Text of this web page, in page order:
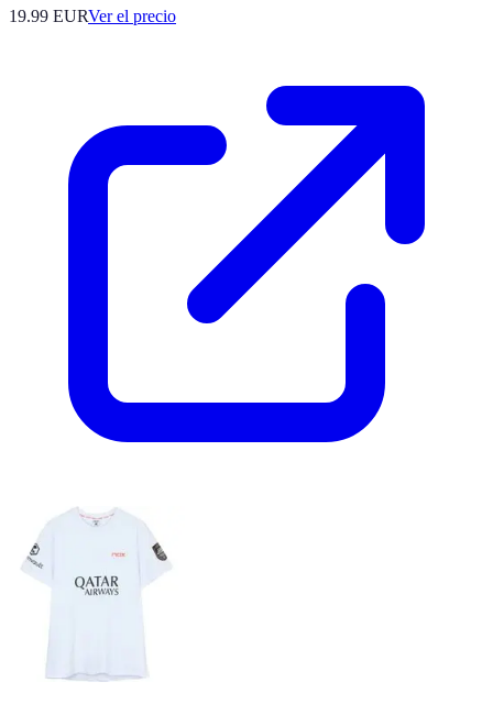
19.99 EURVer el precio